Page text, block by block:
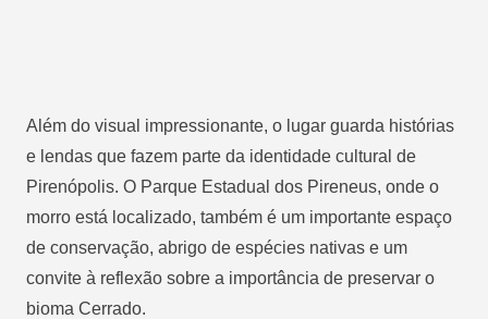
Além do visual impressionante, o lugar guarda histórias
e lendas que fazem parte da identidade cultural de
Pirenópolis. O Parque Estadual dos Pireneus, onde o
morro está localizado, também é um importante espaço
de conservação, abrigo de espécies nativas e um
convite à reflexão sobre a importância de preservar o
bioma Cerrado.